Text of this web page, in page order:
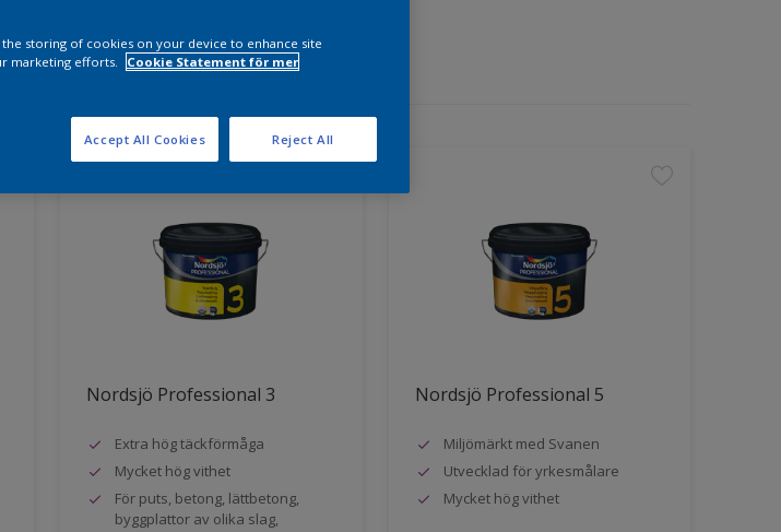
du?
Nordsjö Professional 3
Extra hög täckförmåga
Mycket hög vithet
För puts, betong, lättbetong,
byggplattor av olika slag,
Nordsjö Professional 5
Miljömärkt med Svanen
Utvecklad för yrkesmålare
Mycket hög vithet
the storing of cookies on your device to enhance site
marketing efforts.
Cookie Statement för mer
Reject All
Accept All Cookies